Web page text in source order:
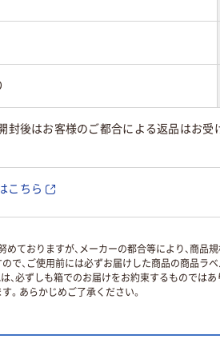
開封後はお客様のご都合による返品はお
こちら
おりますが、メーカーの都合等により、商品
、ご使用前には必ずお届けした商品の商品ラ
、必ずしも箱でのお届けをお約束するものではあ
。あらかじめご了承ください。